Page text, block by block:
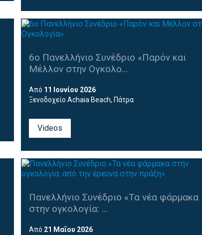
6ο Πανελλήνιο Συνέδριο «Παρόν και
Μέλλον στην Ογκολο...
Από 11 Ιουνίου 2026
Ξενοδοχείο Achaia Beach, Πάτρα
Videos
Πανελλήνιο Συνέδριο «Τα νέα φάρμακα
στην ογκολογία: ...
Από 21 Μαΐου 2026